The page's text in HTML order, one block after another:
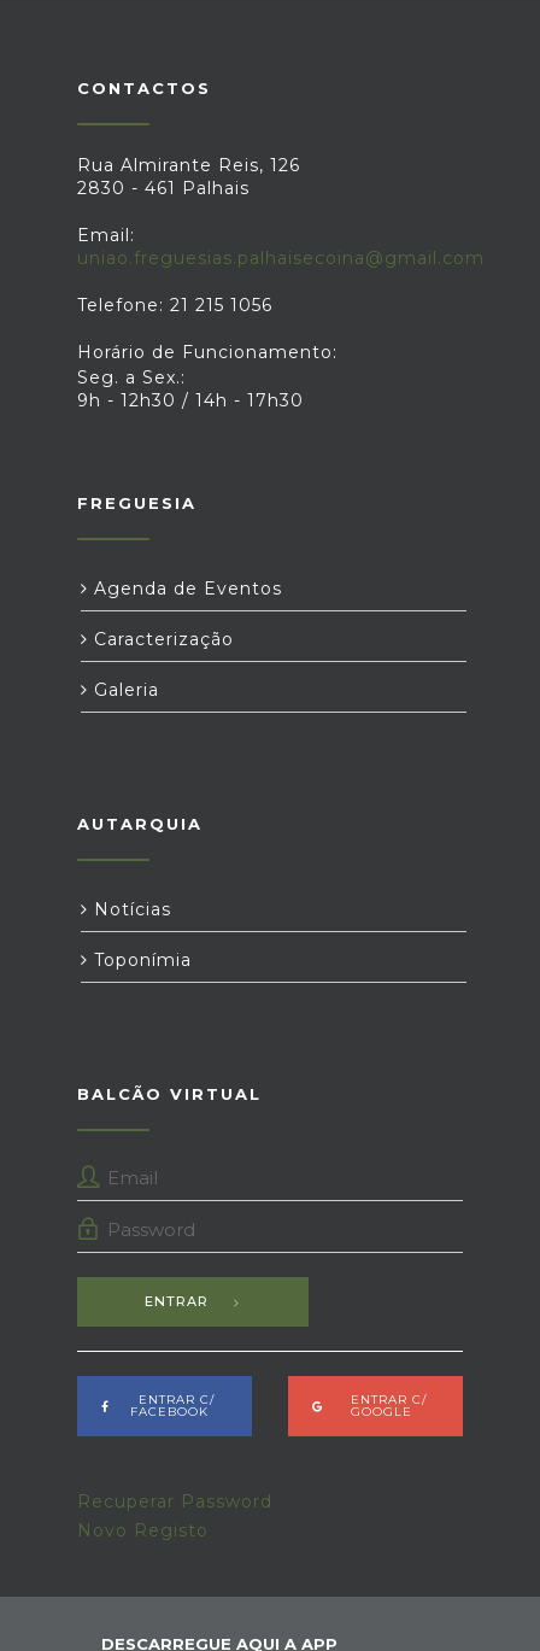
CONTACTOS
Rua Almirante Reis, 126
2830 - 461 Palhais
Email:
uniao.freguesias.palhaisecoina@gmail.com
Telefone: 21 215 1056
Horário de Funcionamento:
Seg. a Sex.:
9h - 12h30 / 14h - 17h30
FREGUESIA
Agenda de Eventos
Caracterização
Galeria
AUTARQUIA
Notícias
Toponímia
BALCÃO VIRTUAL
ENTRAR
ENTRAR C/
FACEBOOK
ENTRAR C/
GOOGLE
Recuperar Password
Novo Registo
DESCARREGUE AQUI A APP